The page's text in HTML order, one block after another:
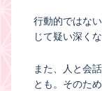
行動的ではな
じて疑い深く
また、人と会
とも。そのた